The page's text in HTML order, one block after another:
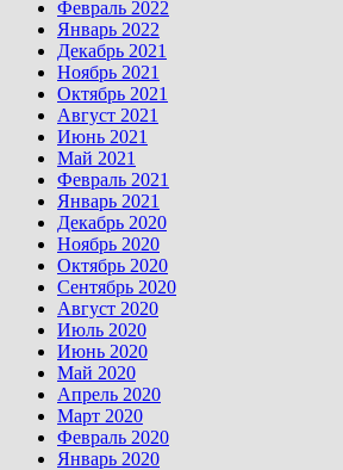
Февраль 2022
Январь 2022
Декабрь 2021
Ноябрь 2021
Октябрь 2021
Август 2021
Июнь 2021
Май 2021
Февраль 2021
Январь 2021
Декабрь 2020
Ноябрь 2020
Октябрь 2020
Сентябрь 2020
Август 2020
Июль 2020
Июнь 2020
Май 2020
Апрель 2020
Март 2020
Февраль 2020
Январь 2020